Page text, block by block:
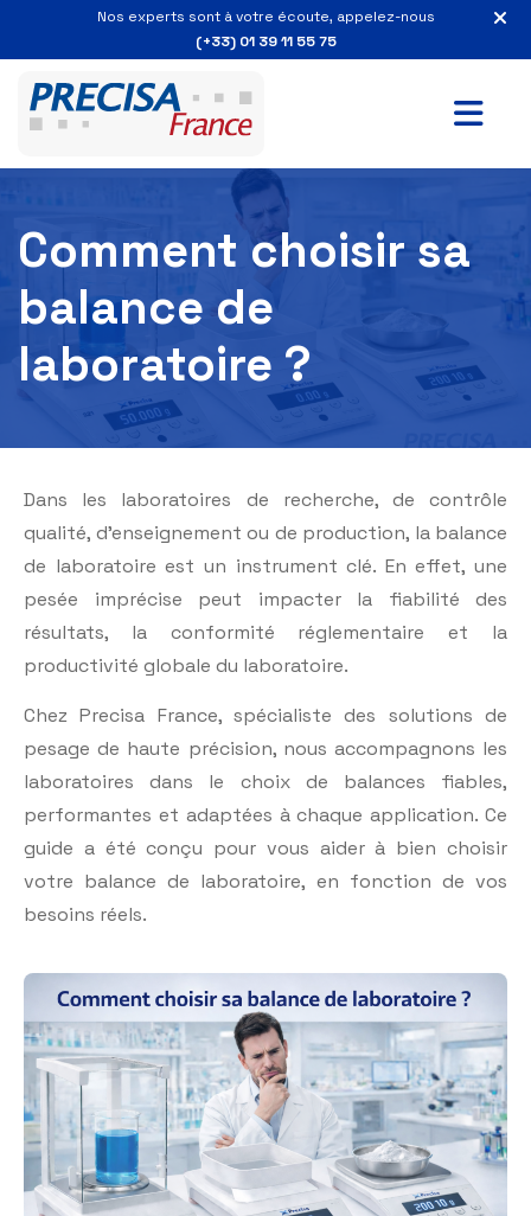
Nos experts sont à votre écoute, appelez-nous
(+33) 01 39 11 55 75
Comment choisir sa
balance de
laboratoire ?
Dans les laboratoires de recherche, de contrôle
qualité, d’enseignement ou de production, la balance
de laboratoire est un instrument clé. En effet, une
pesée imprécise peut impacter la fiabilité des
résultats, la conformité réglementaire et la
productivité globale du laboratoire.
Chez Precisa France, spécialiste des solutions de
pesage de haute précision, nous accompagnons les
laboratoires dans le choix de balances fiables,
performantes et adaptées à chaque application. Ce
guide a été conçu pour vous aider à bien choisir
votre balance de laboratoire, en fonction de vos
besoins réels.